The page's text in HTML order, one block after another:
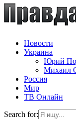
Новости
Украина
Юрий
Михаил
Россия
Мир
ТВ Онлайн
Search for: